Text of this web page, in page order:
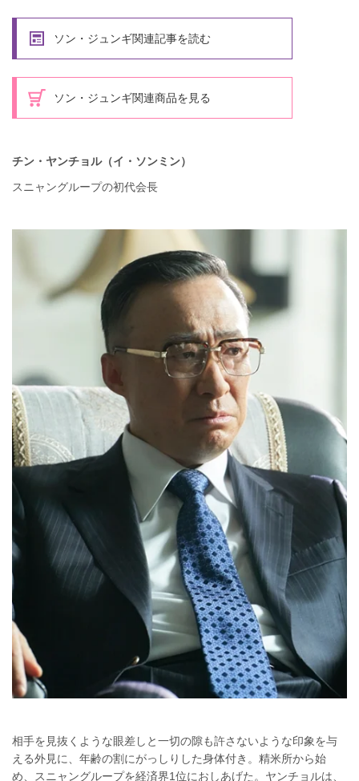
ソン・ジュンギ関連記事を読む
ソン・ジュンギ関連商品を見る
チン・ヤンチョル（イ・ソンミン）
スニャングループの初代会長
相手を見抜くような眼差しと一切の隙も許さないような印象を与
える外見に、年齢の割にがっしりした身体付き。精米所から始
め、スニャングループを経済界1位におしあげた。ヤンチョルは、